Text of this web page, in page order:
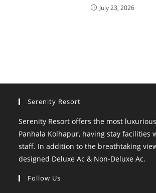
July 23, 2026
Serenity Resort
Serenity Resort offers the most
Panhala Kolhapur, having stay facilities
staff. In addition to the breathtaking
designed Deluxe Ac & Non-Deluxe Ac.
Follow Us